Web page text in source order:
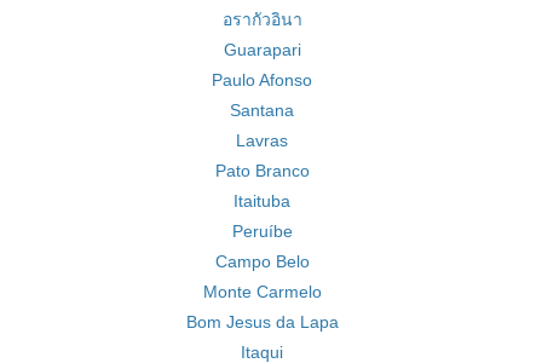
อรากัวอินา
Guarapari
Paulo Afonso
Santana
Lavras
Pato Branco
Itaituba
Peruíbe
Campo Belo
Monte Carmelo
Bom Jesus da Lapa
Itaqui